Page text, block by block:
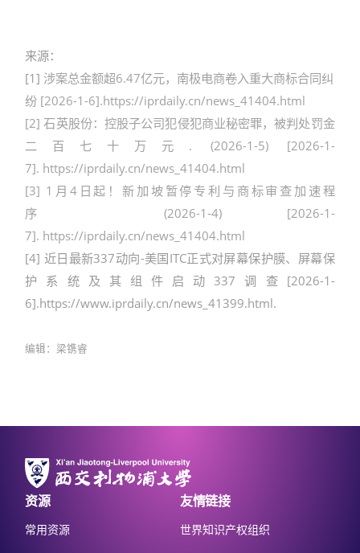
来源：
[1] 涉案总金额超6.47亿元，南极电商卷入重大商标合同纠
纷 [2026-1-6].https://iprdaily.cn/news_41404.html
[2]石英股份：控股子公司犯侵犯商业秘密罪，被判处罚金
二百七十万元 . (2026-1-5) [2026-1-
7]. https://iprdaily.cn/news_41404.html
[3] 1月4日起！新加坡暂停专利与商标审查加速程
序
(2026-1-4) [2026-1-
7]. https://iprdaily.cn/news_41404.html
[4] 近日最新337动向-美国ITC正式对屏幕保护膜、屏幕保
护系统及其组件启动337调查[2026-1-
6].https://www.iprdaily.cn/news_41399.html.
编辑：梁镌睿
资源
常用资源
友情链接
世界知识产权组织